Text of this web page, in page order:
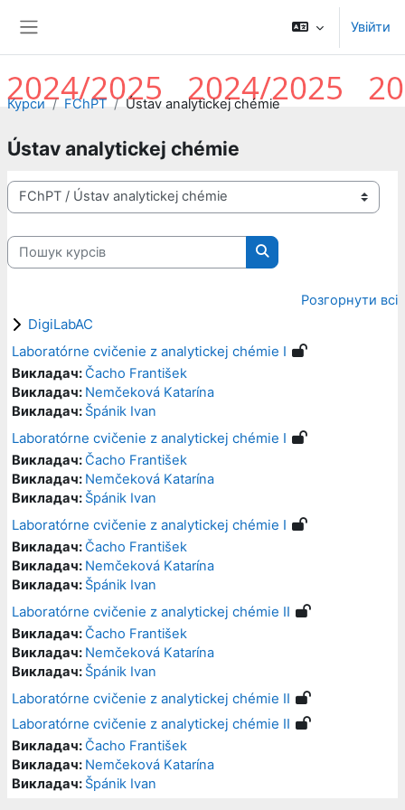
Увійти
Курси FChPT Ústav analytickej chémie
Ústav analytickej chémie
Категорії курсів
Пошук курсів
Пошук курсів
Розгорнути всі
DigiLabAC
Laboratórne cvičenie z analytickej chémie I
Викладач:Čacho František
Викладач: Nemčeková Katarína
Викладач: Špánik Ivan
Laboratórne cvičenie z analytickej chémie I
Викладач:Čacho František
Викладач: Nemčeková Katarína
Викладач: Špánik Ivan
Laboratórne cvičenie z analytickej chémie I
Викладач:Čacho František
Викладач: Nemčeková Katarína
Викладач: Špánik Ivan
Laboratórne cvičenie z analytickej chémie II
Викладач:Čacho František
Викладач: Nemčeková Katarína
Викладач: Špánik Ivan
Laboratórne cvičenie z analytickej chémie II
Laboratórne cvičenie z analytickej chémie II
Викладач:Čacho František
Викладач: Nemčeková Katarína
Викладач: Špánik Ivan